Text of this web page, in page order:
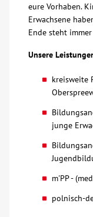
Suche
Kontakt
AWO BB Süd
eure Vorhaben.
Erwachsene
Ende steht
Unsere
kreisweite
junge
m'PP -
polnisch-